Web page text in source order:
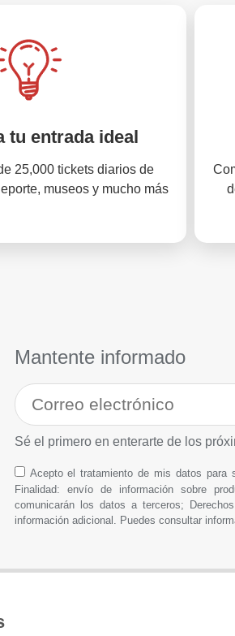
tu entrada ideal
25,000 tickets diarios de
museos y mucho más
Mantente informado
Sé el primero en enterarte de los
Acepto el tratamiento de mis datos para
Finalidad: envío de información sobre
comunicarán los datos a terceros;
información adicional. Puedes consultar